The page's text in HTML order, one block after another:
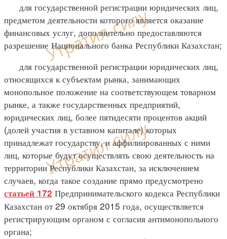
для государственной регистрации юридических лиц,
предметом деятельности которого является оказание
финансовых услуг, дополнительно предоставляются
разрешение Национального банка Республики Казахстан;
для государственной регистрации юридических лиц,
относящихся к субъектам рынка, занимающих
монопольное положение на соответствующем товарном
рынке, а также государственных предприятий,
юридических лиц, более пятидесяти процентов акций
(долей участия в уставном капитале) которых
принадлежат государству, и аффилиированных с ними
лиц, которые будут осуществлять свою деятельность на
территории Республики Казахстан, за исключением
случаев, когда такое создание прямо предусмотрено
статьей 172 Предпринимательского кодекса Республики
Казахстан от 29 октября 2015 года, осуществляется
регистрирующим органом с согласия антимонопольного
органа;